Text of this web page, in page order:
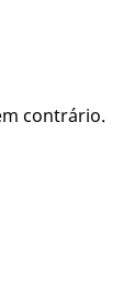
contrário.